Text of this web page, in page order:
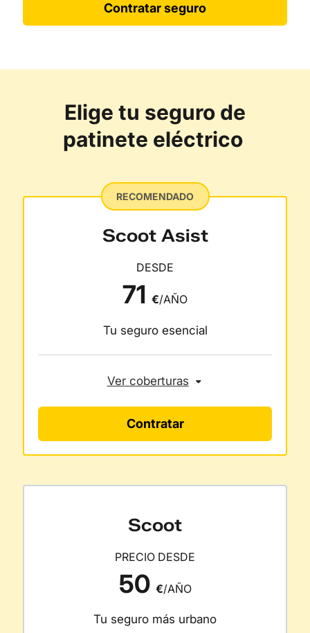
Contratar seguro
Elige tu seguro de
patinete eléctrico
RECOMENDADO
Scoot Asist
DESDE
71 €/AÑO
Tu seguro esencial
Ver coberturas
Contratar
Scoot
PRECIO DESDE
50 €/AÑO
Tu seguro más urbano